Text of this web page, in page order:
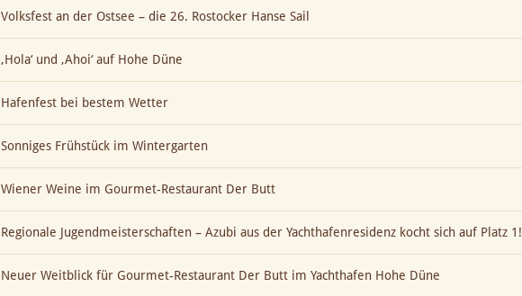
Volksfest an der Ostsee – die 26. Rostocker Hanse Sail
‚Hola‘ und ‚Ahoi‘ auf Hohe Düne
Hafenfest bei bestem Wetter
Sonniges Frühstück im Wintergarten
Wiener Weine im Gourmet-Restaurant Der Butt
Regionale Jugendmeisterschaften – Azubi aus der Yachthafenresidenz kocht sich auf Platz 1!
Neuer Weitblick für Gourmet-Restaurant Der Butt im Yachthafen Hohe Düne